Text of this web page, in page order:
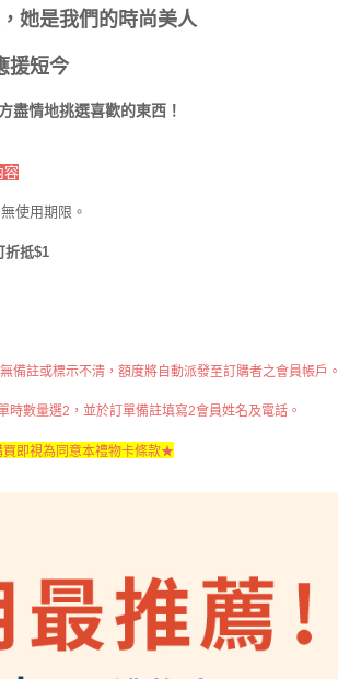
她是我們的時尚美人
援短今
盡情地挑選喜歡的東西！
容
無使用期限。
折抵$1
備註或標示不清，額度將自動派發至訂購者之會員帳戶。
數量選2，並於訂單備註填寫2會員姓名及電話。
即視為同意本禮物卡條款★